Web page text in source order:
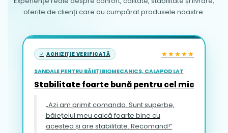
oferite de clienți care au cumpărat produsele noastre.
ACHIZIȚIE VERIFICATĂ ★★★★★
SANDALE PENTRU BĂIEȚI BIOMECANICS, CALAPOD LAT
Stabilitate foarte bună pentru cel mic
„Azi am primit comanda. Sunt superbe,
băiețelul meu calcă foarte bine cu
acestea și are stabilitate. Recomand!”